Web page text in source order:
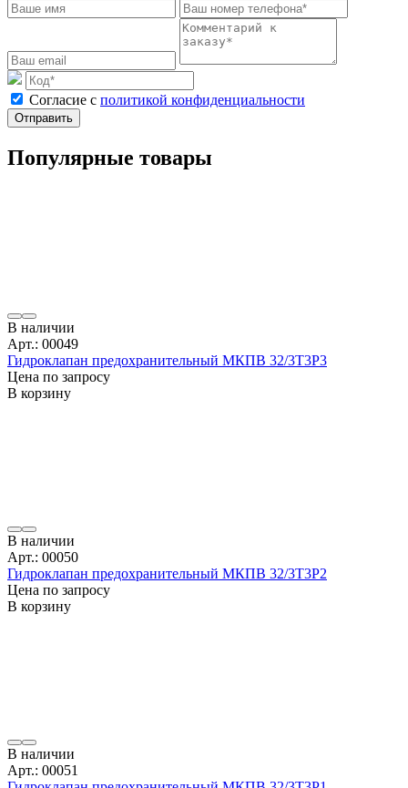
Cогласие с политикой конфиденциальности
Отправить
Популярные товары
В наличии
Арт.: 00049
Гидроклапан предохранительный МКПВ 32/3Т3Р3
Цена по запросу
В корзину
В наличии
Арт.: 00050
Гидроклапан предохранительный МКПВ 32/3Т3Р2
Цена по запросу
В корзину
В наличии
Арт.: 00051